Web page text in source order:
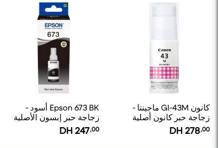
كانون GI-43M ماجينتا -
زجاجة حبر كانون أصلية
278,00
Epson 673 BK أسود -
زجاجة حبر إبسون الأصلية
247,00